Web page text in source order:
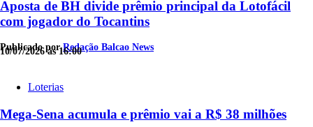
Aposta de BH divide prêmio principal da Lotofácil
com jogador do Tocantins
Publicado porRedação Balcao News
10/07/2026 às 16:00
Loterias
Mega-Sena acumula e prêmio vai a R$ 38 milhões